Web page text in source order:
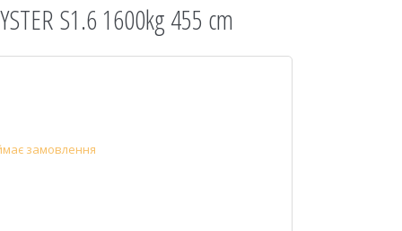
S1.6 1600kg 455 cm
замовлення